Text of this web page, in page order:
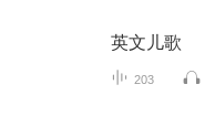
英文儿歌
203